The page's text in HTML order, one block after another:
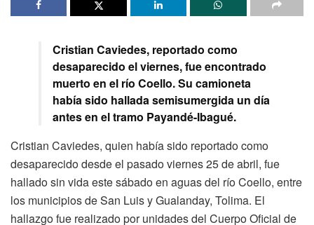
Cristian Caviedes, reportado como
desaparecido el viernes, fue encontrado
muerto en el río Coello. Su camioneta
había sido hallada semisumergida un día
antes en el tramo Payandé-Ibagué.
Cristian Caviedes, quien había sido reportado como
desaparecido desde el pasado viernes 25 de abril, fue
hallado sin vida este sábado en aguas del río Coello, entre
los municipios de San Luis y Gualanday, Tolima. El
hallazgo fue realizado por unidades del Cuerpo Oficial de